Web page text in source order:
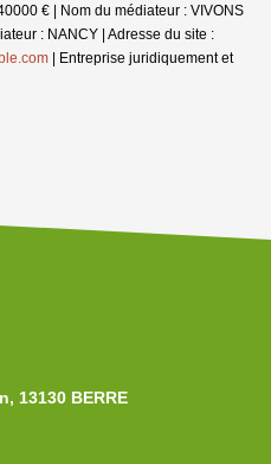
€ | Nom du médiateur : VIVONS
: NANCY | Adresse du site :
| Entreprise juridiquement et
13130 BERRE